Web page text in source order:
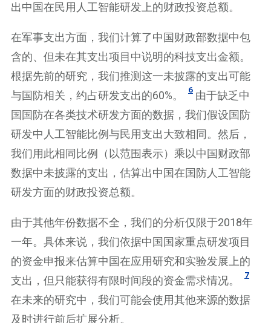
出中国在民用人工智能研发上的财政投资总额。
在军事支出方面，我们计算了中国财政部数据中包
含的、但未在其支出项目中说明的科技支出金额。
根据先前的研究，我们推测这一未披露的支出可能
与国防相关，约占研发支出的60%。
6 由于缺乏中
国国防在各类技术研发方面的数据，我们假设国防
研发中人工智能比例与民用支出大致相同。然后，
我们用此相同比例（以范围表示）乘以中国财政部
数据中未披露的支出，估算出中国在国防人工智能
研发方面的财政投资总额。
由于其他年份数据不全，我们的分析仅限于2018年
一年。具体来说，我们依据中国国家重点研发项目
的资金申报来估算中国在应用研究和实验发展上的
支出，但只能获得有限时间段的资金需求情况。
7
在未来的研究中，我们可能会使用其他来源的数据
及时进行前后扩展分析。